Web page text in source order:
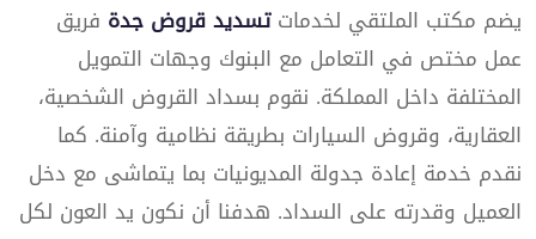
يضم مكتب الملتقي لخدماتتسديد قروض جدة فريق
عمل مختص في التعامل مع البنوك وجهات التمويل
المختلفة داخل المملكة. نقوم بسداد القروض الشخصية،
العقارية، وقروض السيارات بطريقة نظامية وآمنة. كما
نقدم خدمة إعادة جدولة المديونيات بما يتماشى مع دخل
العميل وقدرته على السداد. هدفنا أن نكون يد العون لكل